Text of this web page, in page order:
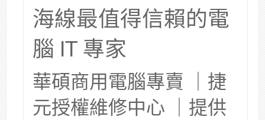
海線最值得信賴的電
腦 IT 專家
華碩商用電腦專賣 ｜捷
元授權維修中心 ｜提供